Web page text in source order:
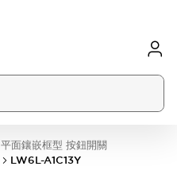
平面鑲嵌框型 按鈕開關
LW6L-A1C13Y